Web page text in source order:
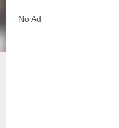
No Ad